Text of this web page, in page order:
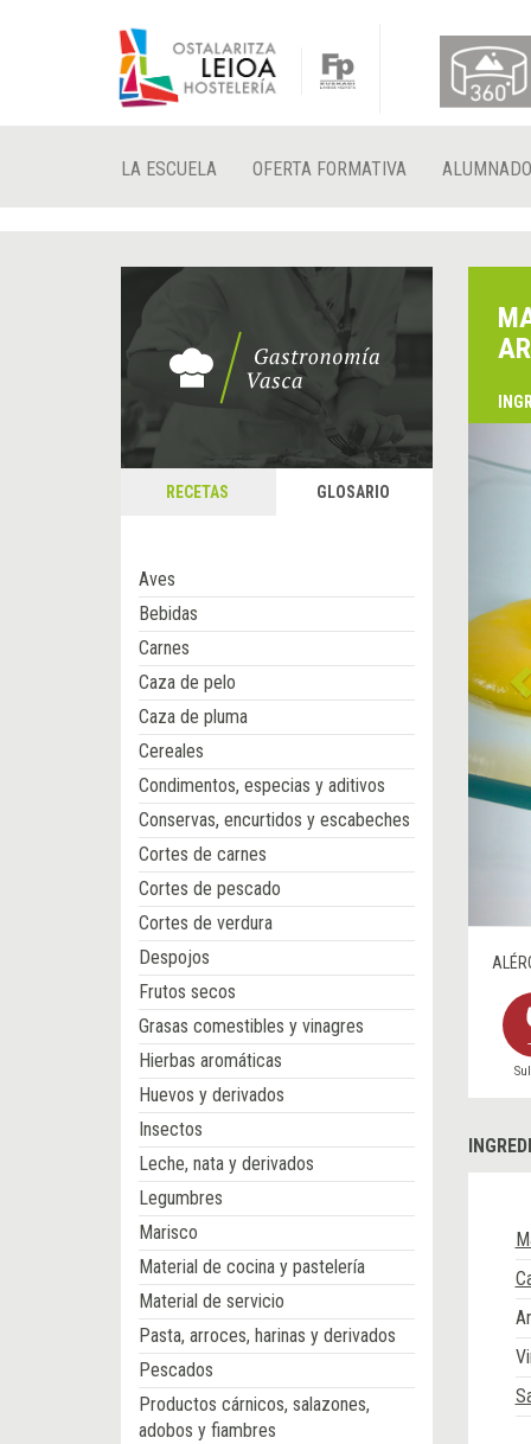
LA ESCUELA OFERTA FORMATIVA ALUMNADO
RECETAS GLOSARIO
Aves
Bebidas
Carnes
Caza de pelo
Caza de pluma
Cereales
Condimentos, especias y aditivos
Conservas, encurtidos y escabeches
Cortes de carnes
Cortes de pescado
Cortes de verdura
Despojos
Frutos secos
Grasas comestibles y vinagres
Hierbas aromáticas
Huevos y derivados
Insectos
Leche, nata y derivados
Legumbres
Marisco
Material de cocina y pastelería
Material de servicio
Pasta, arroces, harinas y derivados
Pescados
Productos cárnicos, salazones,
adobos y fiambres